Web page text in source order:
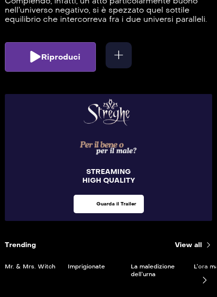
nell’universo negativo, si è spezzato quel sottile
equilibrio che intercorreva fra i due universi paralleli.
Riproduci
STREAMING
HIGH QUALITY
Guarda il Trailer
Trending View all
Mr. & Mrs. Witch Imprigionate
La maledizione
dell’urna
L’ora